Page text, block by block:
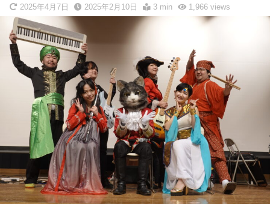
2025年4月7日 2025年2月10日 3 min 1,966views